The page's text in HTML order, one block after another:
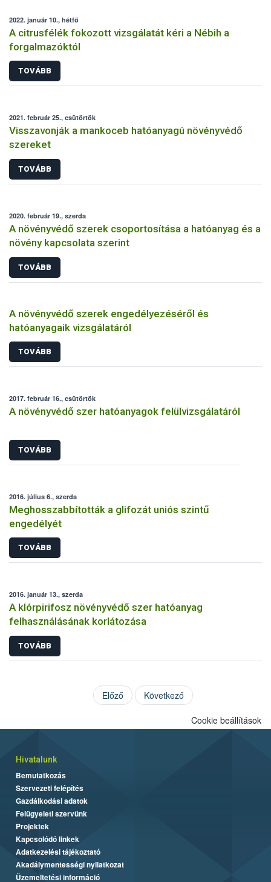
2022. január 10., hétfő
A citrusfélék fokozott vizsgálatát kéri a Nébih a
forgalmazóktól
TOVÁBB
2021. február 25., csütörtök
Visszavonják a mankoceb hatóanyagú növényvédő
szereket
TOVÁBB
2020. február 19., szerda
A növényvédő szerek csoportosítása a hatóanyag és a
növény kapcsolata szerint
TOVÁBB
A növényvédő szerek engedélyezéséről és
hatóanyagaik vizsgálatáról
TOVÁBB
2017. február 16., csütörtök
A növényvédő szer hatóanyagok felülvizsgálatáról
TOVÁBB
2016. július 6., szerda
Meghosszabbították a glifozát uniós szintű
engedélyét
TOVÁBB
2016. január 13., szerda
A klórpirifosz növényvédő szer hatóanyag
felhasználásának korlátozása
TOVÁBB
Előző Következő
Cookie beállítások
Hivatalunk
Bemutatkozás
Szervezeti felépítés
Gazdálkodási adatok
Felügyeleti szervünk
Projektek
Kapcsolódó linkek
Adatkezelési tájékoztató
Akadálymentességi nyilatkozat
Üzemeltetési információ